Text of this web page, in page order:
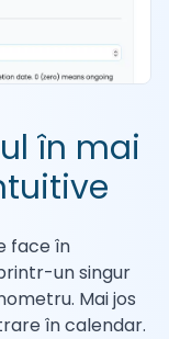
în mai
face în
un singur
Mai jos
în calendar.